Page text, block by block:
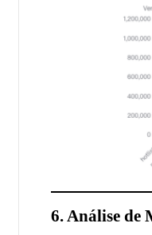
6. Análise de